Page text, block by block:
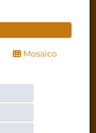
Mosaico